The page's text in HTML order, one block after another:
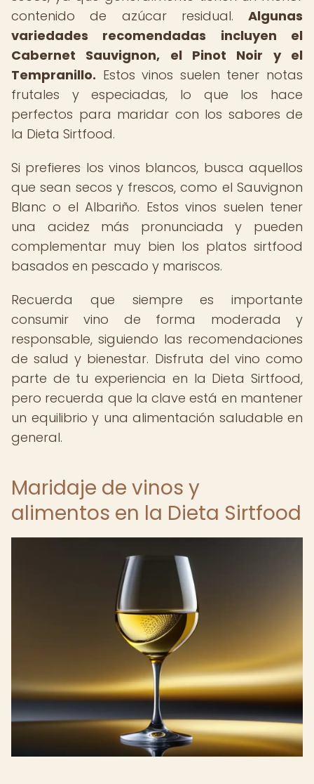
contenido de azúcar residual. Algunas
variedades recomendadas incluyen el
Cabernet Sauvignon, el Pinot Noir y el
Tempranillo. Estos vinos suelen tener notas
frutales y especiadas, lo que los hace
perfectos para maridar con los sabores de
la Dieta Sirtfood.
Si prefieres los vinos blancos, busca aquellos
que sean secos y frescos, como el Sauvignon
Blanc o el Albariño. Estos vinos suelen tener
una acidez más pronunciada y pueden
complementar muy bien los platos sirtfood
basados en pescado y mariscos.
Recuerda que siempre es importante
consumir vino de forma moderada y
responsable, siguiendo las recomendaciones
de salud y bienestar. Disfruta del vino como
parte de tu experiencia en la Dieta Sirtfood,
pero recuerda que la clave está en mantener
un equilibrio y una alimentación saludable en
general.
Maridaje de vinos y
alimentos en la Dieta Sirtfood